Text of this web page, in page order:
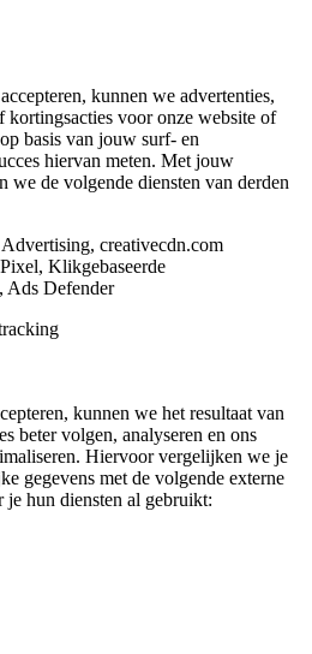
kunnen we advertenties,
kortingsacties voor onze website of
basis van jouw surf- en
hiervan meten. Met jouw
we de volgende diensten van derden
creativecdn.com
Klikgebaseerde
Ads Defender
kunnen we het resultaat van
beter volgen, analyseren en ons
Hiervoor vergelijken we je
gegevens met de volgende externe
je hun diensten al gebruikt: